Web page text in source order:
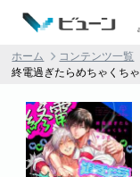
ホーム コンテンツ一覧
終電過ぎたらめちゃくち